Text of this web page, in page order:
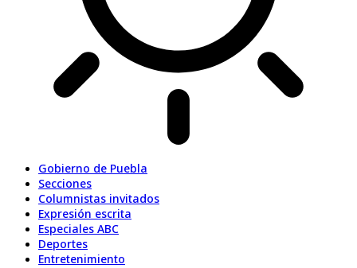
Gobierno de Puebla
Secciones
Columnistas invitados
Expresión escrita
Especiales ABC
Deportes
Entretenimiento